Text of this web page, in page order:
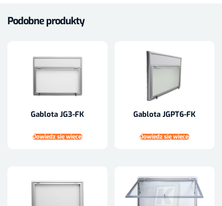
Podobne produkty
Gablota JG3-FK
Dowiedz się więcej
Gablota JGPT6-FK
Dowiedz się więcej